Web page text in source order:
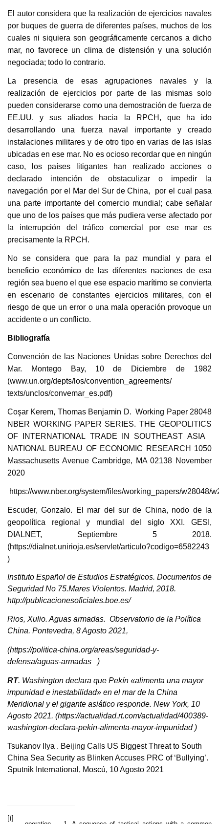
El autor considera que la realización de ejercicios navales
por buques de guerra de diferentes países, muchos de los
cuales ni siquiera son geográficamente cercanos a dicho
mar, no favorece un clima de distensión y una solución
negociada; todo lo contrario.
La presencia de esas agrupaciones navales y la
realización de ejercicios por parte de las mismas solo
pueden considerarse como una demostración de fuerza de
EE.UU. y sus aliados hacia la RPCH, que ha ido
desarrollando una fuerza naval importante y creado
instalaciones militares y de otro tipo en varias de las islas
ubicadas en ese mar. No es ocioso recordar que en ningún
caso, los países litigantes han realizado acciones o
declarado intención de obstaculizar o impedir la
navegación por el Mar del Sur de China, por el cual pasa
una parte importante del comercio mundial; cabe señalar
que uno de los países que más pudiera verse afectado por
la interrupción del tráfico comercial por ese mar es
precisamente la RPCH.
No se considera que para la paz mundial y para el
beneficio económico de las diferentes naciones de esa
región sea bueno el que ese espacio marítimo se convierta
en escenario de constantes ejercicios militares, con el
riesgo de que un error o una mala operación provoque un
accidente o un conflicto.
Bibliografía
Convención de las Naciones Unidas sobre Derechos del
Mar. Montego Bay, 10 de Diciembre de 1982
(www.un.org/depts/los/convention_agreements/
texts/unclos/convemar_es.pdf)
Coşar Kerem, Thomas Benjamin D. Working Paper 28048
NBER WORKING PAPER SERIES. THE GEOPOLITICS
OF INTERNATIONAL TRADE IN SOUTHEAST ASIA
NATIONAL BUREAU OF ECONOMIC RESEARCH 1050
Massachusetts Avenue Cambridge, MA 02138 November
2020
https://www.nber.org/system/files/working_papers/w28048/
Escuder, Gonzalo. El mar del sur de China, nodo de la
geopolítica regional y mundial del siglo XXI. GESI,
DIALNET, Septiembre 5 2018.
(https://dialnet.unirioja.es/servlet/articulo?codigo=6582243
)
Instituto Español de Estudios Estratégicos. Documentos de
Seguridad No 75.Mares Violentos. Madrid, 2018.
http://publicacionesoficiales.boe.es/
Rios, Xulio. Aguas armadas. Observatorio de la Política
China. Pontevedra, 8 Agosto 2021,
(https://politica-china.org/areas/seguridad-y-
defensa/aguas-armadas )
RT. Washington declara que Pekín «alimenta una mayor
impunidad e inestabilidad» en el mar de la China
Meridional y el gigante asiático responde. New York, 10
Agosto 2021. (https://actualidad.rt.com/actualidad/400389-
washington-declara-pekin-alimenta-mayor-impunidad )
Tsukanov Ilya . Beijing Calls US Biggest Threat to South
China Sea Security as Blinken Accuses PRC of ‘Bullying’.
Sputnik International, Moscú, 10 Agosto 2021
[i]